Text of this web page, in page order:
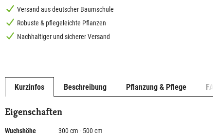
Versand aus deutscher Baumschule
Robuste & pflegeleichte Pflanzen
Nachhaltiger und sicherer Versand
Kurzinfos Beschreibung Pflanzung & Pflege
Eigenschaften
Wuchshöhe
300 cm - 500 cm